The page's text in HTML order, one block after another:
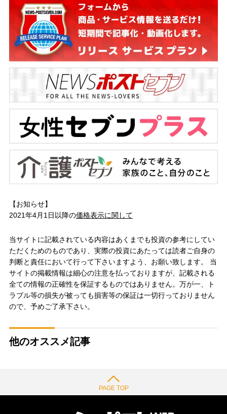
【お知らせ】
2021年4月1日以降の価格表示に関して
当サイトに記載されている内容はあくまでも投資の参考にしてい
ただくためのものであり、実際の投資にあたっては読者ご自身の
判断と責任において行って下さいますよう、お願い致します。 当
サイトの掲載情報は細心の注意を払っておりますが、記載される
全ての情報の正確性を保証するものではありません。万が一、ト
ラブル等の損失が被っても損害等の保証は一切行っておりません
ので、予めご了承下さい。
他のオススメ記事
PAGE TOP